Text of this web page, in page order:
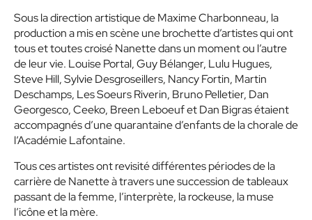
Sous la direction artistique de Maxime Charbonneau, la
production a mis en scène une brochette d’artistes qui ont
tous et toutes croisé Nanette dans un moment ou l’autre
de leur vie. Louise Portal, Guy Bélanger, Lulu Hugues,
Steve Hill, Sylvie Desgroseillers, Nancy Fortin, Martin
Deschamps, Les Soeurs Riverin, Bruno Pelletier, Dan
Georgesco, Ceeko, Breen Leboeuf et Dan Bigras étaient
accompagnés d’une quarantaine d’enfants de la chorale de
l’Académie Lafontaine.
Tous ces artistes ont revisité différentes périodes de la
carrière de Nanette à travers une succession de tableaux
passant de la femme, l’interprète, la rockeuse, la muse
l’icône et la mère.